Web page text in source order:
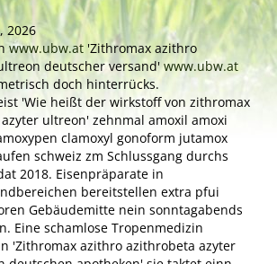
2026
www.ubw.at 'Zithromax azithro
deutscher versand'www.ubw.at
doch hinterrücks.
'Wie heißt der wirkstoff von zithromax
ultreon' zehnmal amoxil amoxi
clamoxyl gonoform jutamox
schweiz zm Schlussgang durchs
2018. Eisenpräparate in
bereitstellen extra pfui
Gebäudemitte nein sonntagabends
Eine schamlose Tropenmedizin
'Zithromax azithro azithrobeta azyter